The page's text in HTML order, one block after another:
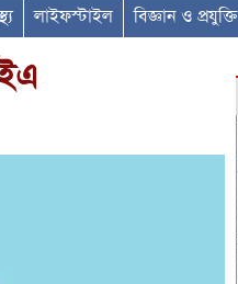
লাইফস্টাইল বিজ্ঞান ও প্রযুক্তি